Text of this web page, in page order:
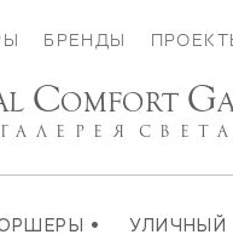
БРЕНДЫ
• УЛИЧНЫЙ
COMFORT G
ГАЛЕРЕЯ СВЕТА